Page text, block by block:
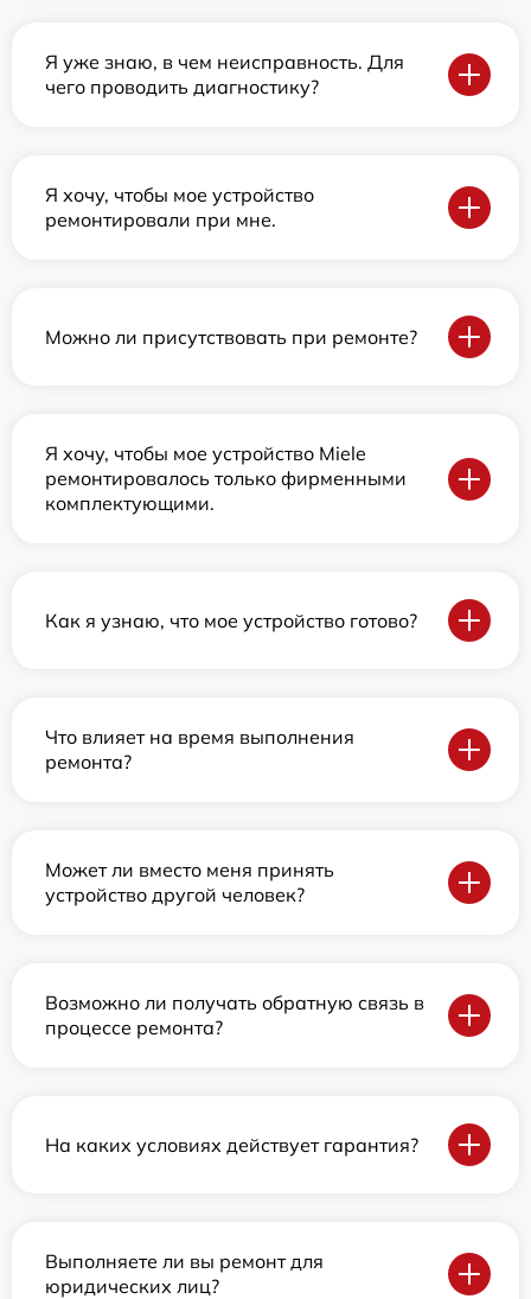
Я уже знаю, в чем неисправность. Для
чего проводить диагностику?
Я хочу, чтобы мое устройство
ремонтировали при мне.
Можно ли присутствовать при ремонте?
Я хочу, чтобы мое устройство Miele
ремонтировалось только фирменными
комплектующими.
Как я узнаю, что мое устройство готово?
Что влияет на время выполнения
ремонта?
Может ли вместо меня принять
устройство другой человек?
Возможно ли получать обратную связь в
процессе ремонта?
На каких условиях действует гарантия?
Выполняете ли вы ремонт для
юридических лиц?